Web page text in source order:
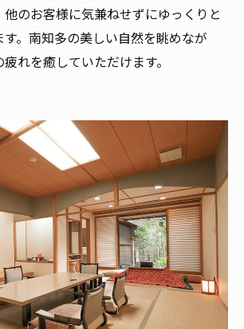
のお客様に気兼ねせずにゆっくりと
。南知多の美しい自然を眺めなが
れを癒していただけます。